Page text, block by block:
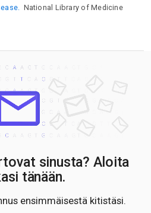
National Library of Medicine
sinusta? Aloita
tänään.
ensimmäisestä kitistäsi.